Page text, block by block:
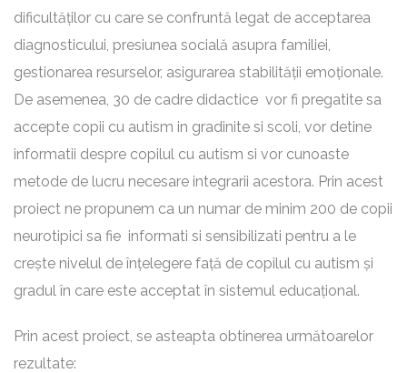
dificultăților cu care se confruntă legat de acceptarea
diagnosticului, presiunea socială asupra familiei,
gestionarea resurselor, asigurarea stabilității emoționale.
De asemenea, 30 de cadre didactice vor fi pregatite sa
accepte copii cu autism in gradinite si scoli, vor detine
informatii despre copilul cu autism si vor cunoaste
metode de lucru necesare integrarii acestora. Prin acest
proiect ne propunem ca un numar de minim 200 de copii
neurotipici sa fie informati si sensibilizati pentru a le
crește nivelul de înțelegere față de copilul cu autism și
gradul în care este acceptat în sistemul educațional.
Prin acest proiect, se asteapta obtinerea următoarelor
rezultate: